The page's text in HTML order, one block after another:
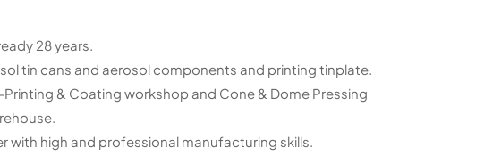
28 years.
tin cans and aerosol components and printing tinplate.
& Coating workshop and Cone & Dome Pressing
high and professional manufacturing skills.